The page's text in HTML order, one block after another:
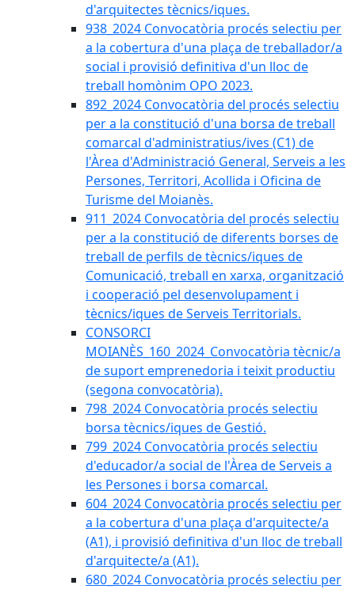
d'arquitectes tècnics/iques.
938_2024 Convocatòria procés selectiu per
a la cobertura d'una plaça de treballador/a
social i provisió definitiva d'un lloc de
treball homònim OPO 2023.
892_2024 Convocatòria del procés selectiu
per a la constitució d'una borsa de treball
comarcal d'administratius/ives (C1) de
l'Àrea d'Administració General, Serveis a les
Persones, Territori, Acollida i Oficina de
Turisme del Moianès.
911_2024 Convocatòria del procés selectiu
per a la constitució de diferents borses de
treball de perfils de tècnics/iques de
Comunicació, treball en xarxa, organització
i cooperació pel desenvolupament i
tècnics/iques de Serveis Territorials.
CONSORCI
MOIANÈS_160_2024_Convocatòria tècnic/a
de suport emprenedoria i teixit productiu
(segona convocatòria).
798_2024 Convocatòria procés selectiu
borsa tècnics/iques de Gestió.
799_2024 Convocatòria procés selectiu
d'educador/a social de l'Àrea de Serveis a
les Persones i borsa comarcal.
604_2024 Convocatòria procés selectiu per
a la cobertura d'una plaça d'arquitecte/a
(A1), i provisió definitiva d'un lloc de treball
d'arquitecte/a (A1).
680_2024 Convocatòria procés selectiu per